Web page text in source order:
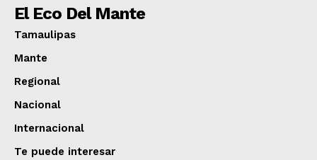
El Eco Del Mante
Tamaulipas
Mante
Regional
Nacional
Internacional
Te puede interesar